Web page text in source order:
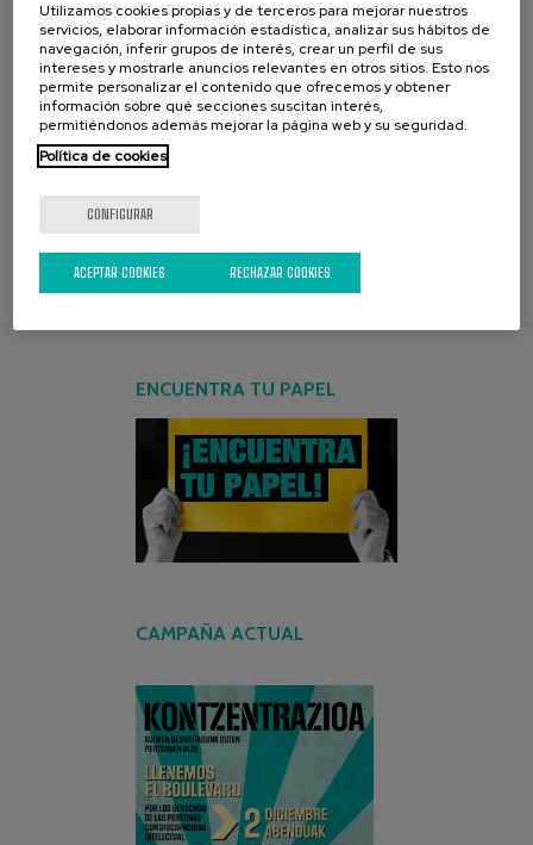
página [1] : de [4] :[1-2-3
ENCUENTRA TU PAPEL
CAMPAÑA ACTUAL
Utilizamos cookies propias y de terceros para mejorar nuestros
servicios, elaborar información estadística, analizar sus hábitos de
navegación, inferir grupos de interés, crear un perfil de sus
intereses y mostrarle anuncios relevantes en otros sitios. Esto nos
permite personalizar el contenido que ofrecemos y obtener
información sobre qué secciones suscitan interés,
permitiéndonos además mejorar la página web y su seguridad.
Política de cookies
CONFIGURAR
RECHAZAR COOKIES
ACEPTAR COOKIES